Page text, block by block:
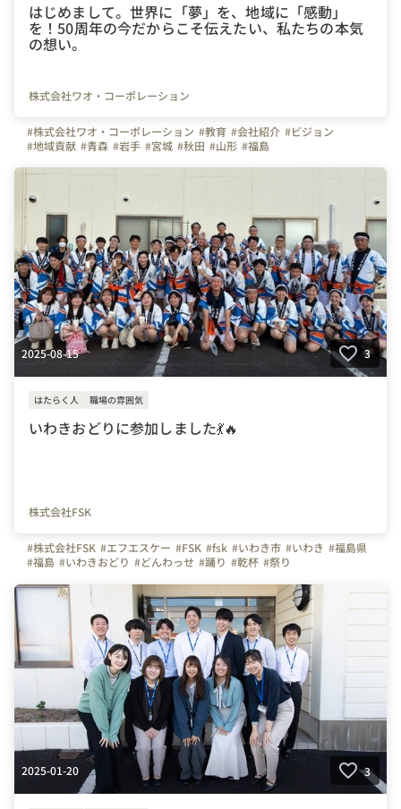
はじめまして。世界に「夢」を、地域に「感動」
を！50周年の今だからこそ伝えたい、私たちの本気
の想い。
株式会社ワオ・コーポレーション
#株式会社ワオ・コーポレーション #教育 #会社紹介 #ビジョン
#地域貢献 #青森 #岩手 #宮城 #秋田 #山形 #福島
2025-08-15 3
はたらく人 職場の雰囲気
いわきおどりに参加しました💃🔥
株式会社FSK
#株式会社FSK #エフエスケー #FSK #fsk #いわき市 #いわき #福島県
#福島 #いわきおどり #どんわっせ #踊り #乾杯 #祭り
#事務 #総務 #経理 #かんどうふくしま #ふくしま就活 #ふくしま転職
#中途 #採用 #社内イベント #地域イベント
#写真で伝える会社の雰囲気
2025-01-20 3